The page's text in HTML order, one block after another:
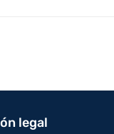
legal